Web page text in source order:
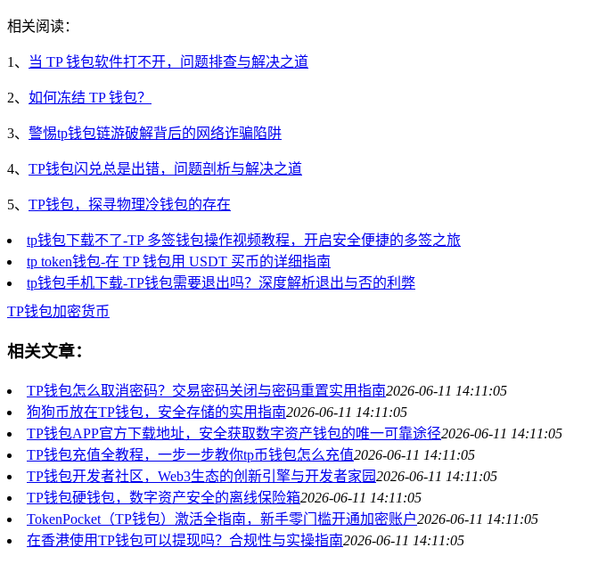
相关阅读：
1、 当 TP 钱包软件打不开，问题排查与解决之道
2、 如何冻结 TP 钱包？
3、 警惕tp钱包链游破解背后的网络诈骗陷阱
4、 TP钱包闪兑总是出错，问题剖析与解决之道
5、 TP钱包，探寻物理冷钱包的存在
tp钱包下载不了-TP 多签钱包操作视频教程，开启安全便捷的多签之旅
tp token钱包-在 TP 钱包用 USDT 买币的详细指南
tp钱包手机下载-TP钱包需要退出吗？深度解析退出与否的利弊
TP钱包加密货币
相关文章：
TP钱包怎么取消密码？交易密码关闭与密码重置实用指南2026-06-11 14:11:05
狗狗币放在TP钱包，安全存储的实用指南2026-06-11 14:11:05
TP钱包APP官方下载地址，安全获取数字资产钱包的唯一可靠途径2026-06-11 14:11:05
TP钱包充值全教程，一步一步教你tp币钱包怎么充值2026-06-11 14:11:05
TP钱包开发者社区，Web3生态的创新引擎与开发者家园2026-06-11 14:11:05
TP钱包硬钱包，数字资产安全的离线保险箱2026-06-11 14:11:05
TokenPocket（TP钱包）激活全指南，新手零门槛开通加密账户2026-06-11 14:11:05
在香港使用TP钱包可以提现吗？合规性与实操指南2026-06-11 14:11:05